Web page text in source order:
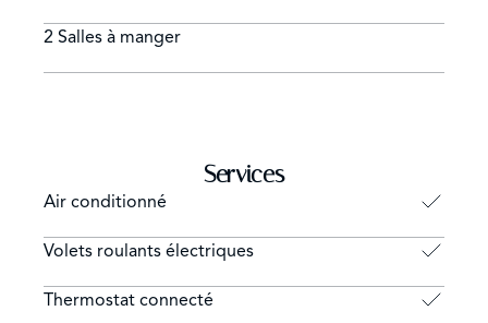
2 Salles à manger
Services
Air conditionné
Volets roulants électriques
Thermostat connecté